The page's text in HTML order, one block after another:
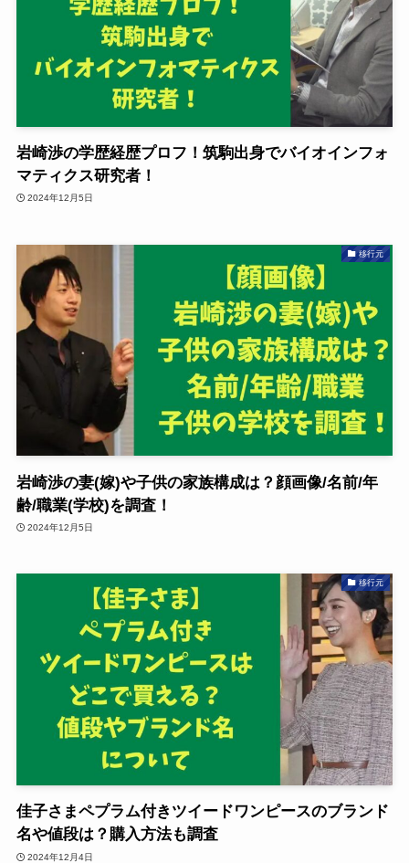
岩崎渉の学歴経歴プロフ！筑駒出身でバイオインフォ
マティクス研究者！
2024年12月5日
移行元
岩崎渉の妻(嫁)や子供の家族構成は？顔画像/名前/年
齢/職業(学校)を調査！
2024年12月5日
移行元
佳子さまペプラム付きツイードワンピースのブランド
名や値段は？購入方法も調査
2024年12月4日